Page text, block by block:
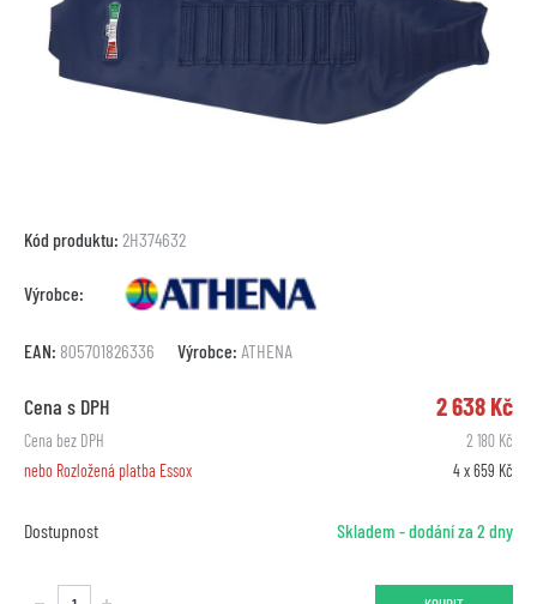
Kód produktu: 2H374632
Výrobce:
EAN: 805701826336 Výrobce: ATHENA
Cena s DPH 2 638 Kč
Cena bez DPH
2 180 Kč
nebo Rozložená platba Essox
4 x 659 Kč
Dostupnost Skladem - dodání za 2 dny